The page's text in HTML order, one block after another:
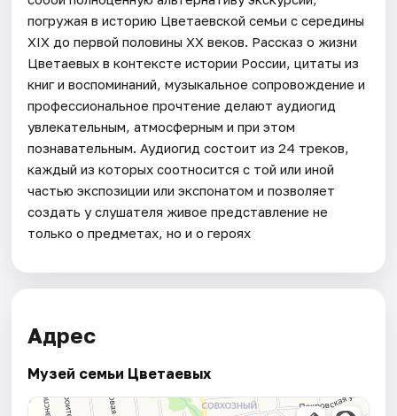
погружая в историю Цветаевской семьи с середины
XIX до первой половины XX веков. Рассказ о жизни
Цветаевых в контексте истории России, цитаты из
книг и воспоминаний, музыкальное сопровождение и
профессиональное прочтение делают аудиогид
увлекательным, атмосферным и при этом
познавательным. Аудиогид состоит из 24 треков,
каждый из которых соотносится с той или иной
частью экспозиции или экспонатом и позволяет
создать у слушателя живое представление не
только о предметах, но и о героях
Адрес
Музей семьи Цветаевых